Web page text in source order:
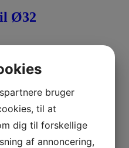
Ø32
– Li-ion –
bruger
til at
dig til forskellige
af annoncering,